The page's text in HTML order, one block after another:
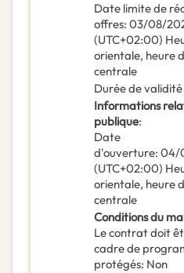
Date limite de
offres: 03/08/
(UTC+02:00)
orientale, heure
centrale
Durée de
Informations
publique:
Date
d'ouverture: 04/
(UTC+02:00)
orientale, heure
centrale
Conditions du
Le contrat doit
cadre de
protégés: Non